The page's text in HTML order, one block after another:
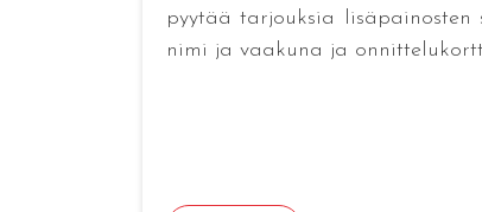
pyytää tarjouksia lisäpainosten
nimi ja vaakuna ja